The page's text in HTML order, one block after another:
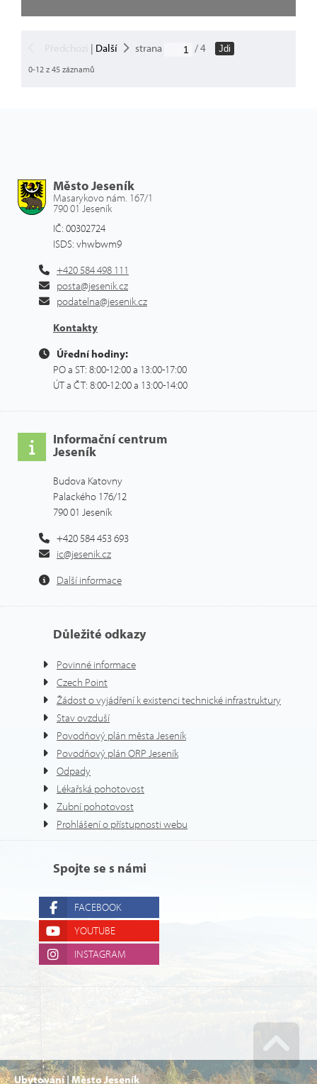
| Další strana / 4
Jdi
0-12 z 45 záznamů
Město Jeseník
Masarykovo nám. 167/1
790 01 Jeseník
IČ: 00302724
ISDS: vhwbwm9
+420 584 498 111
posta@jesenik.cz
podatelna@jesenik.cz
Kontakty
Úřední hodiny:
PO a ST: 8:00-12:00 a 13:00-17:00
ÚT a ČT: 8:00-12:00 a 13:00-14:00
Informační centrum
Jeseník
Budova Katovny
Palackého 176/12
790 01 Jeseník
+420 584 453 693
ic@jesenik.cz
Další informace
Důležité odkazy
Povinné informace
Czech Point
Žádost o vyjádření k existenci technické infrastruktury
Stav ovzduší
Povodňový plán města Jeseník
Povodňový plán ORP Jeseník
Odpady
Lékařská pohotovost
Zubní pohotovost
Prohlášení o přístupnosti webu
Spojte se s námi
FACEBOOK
YOUTUBE
INSTAGRAM
Ubytování | Město Jeseník